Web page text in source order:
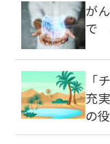
が
で
「
充
の